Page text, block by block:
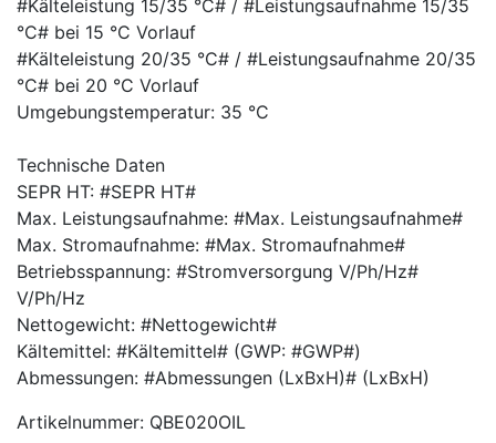
#Kälteleistung 15/35 °C# / #Leistungsaufnahme 15/35
°C# bei 15 °C Vorlauf
#Kälteleistung 20/35 °C# / #Leistungsaufnahme 20/35
°C# bei 20 °C Vorlauf
Umgebungstemperatur: 35 °C
Technische Daten
SEPR HT: #SEPR HT#
Max. Leistungsaufnahme: #Max. Leistungsaufnahme#
Max. Stromaufnahme: #Max. Stromaufnahme#
Betriebsspannung: #Stromversorgung V/Ph/Hz#
V/Ph/Hz
Nettogewicht: #Nettogewicht#
Kältemittel: #Kältemittel# (GWP: #GWP#)
Abmessungen: #Abmessungen (LxBxH)# (LxBxH)
Artikelnummer: QBE020OIL